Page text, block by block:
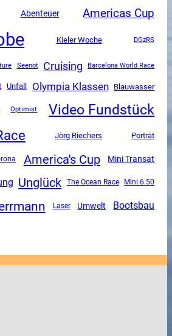
Abenteuer Americas Cup
Kieler Woche DGzRS
Seenot Cruising Barcelona World Race
Unfall Olympia Klassen Blauwasser
Optimist Video Fundstück
Jörg Riechers Porträt
America's Cup Mini Transat
Unglück The Ocean Race Mini 6.50
Laser Umwelt Bootsbau